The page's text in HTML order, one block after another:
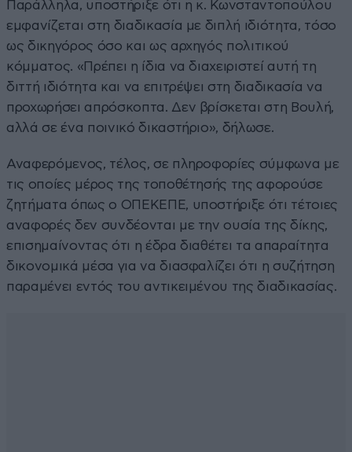
Παράλληλα, υποστήριξε ότι η κ. Κωνσταντοπούλου
εμφανίζεται στη διαδικασία με διπλή ιδιότητα, τόσο
ως δικηγόρος όσο και ως αρχηγός πολιτικού
κόμματος. «Πρέπει η ίδια να διαχειριστεί αυτή τη
διττή ιδιότητα και να επιτρέψει στη διαδικασία να
προχωρήσει απρόσκοπτα. Δεν βρίσκεται στη Βουλή,
αλλά σε ένα ποινικό δικαστήριο», δήλωσε.
Αναφερόμενος, τέλος, σε πληροφορίες σύμφωνα με
τις οποίες μέρος της τοποθέτησής της αφορούσε
ζητήματα όπως ο ΟΠΕΚΕΠΕ, υποστήριξε ότι τέτοιες
αναφορές δεν συνδέονται με την ουσία της δίκης,
επισημαίνοντας ότι η έδρα διαθέτει τα απαραίτητα
δικονομικά μέσα για να διασφαλίζει ότι η συζήτηση
παραμένει εντός του αντικειμένου της διαδικασίας.